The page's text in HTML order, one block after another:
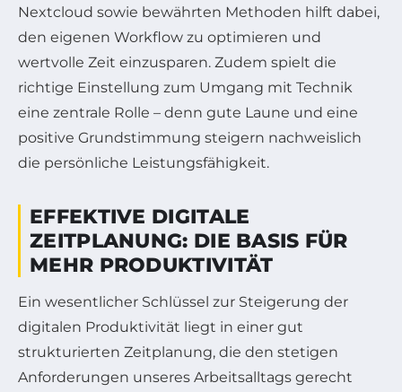
Nextcloud sowie bewährten Methoden hilft dabei,
den eigenen Workflow zu optimieren und
wertvolle Zeit einzusparen. Zudem spielt die
richtige Einstellung zum Umgang mit Technik
eine zentrale Rolle – denn gute Laune und eine
positive Grundstimmung steigern nachweislich
die persönliche Leistungsfähigkeit.
EFFEKTIVE DIGITALE
ZEITPLANUNG: DIE BASIS FÜR
MEHR PRODUKTIVITÄT
Ein wesentlicher Schlüssel zur Steigerung der
digitalen Produktivität liegt in einer gut
strukturierten Zeitplanung, die den stetigen
Anforderungen unseres Arbeitsalltags gerecht